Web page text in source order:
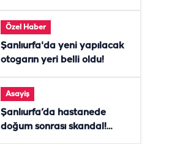
Özel Haber
Şanlıurfa'da yeni yapılacak
otogarın yeri belli oldu!
Asayiş
Şanlıurfa’da hastanede
doğum sonrası skandal!